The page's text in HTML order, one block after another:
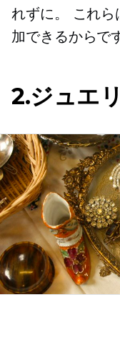
れずに。 これら
加できるからで
2.ジュエ